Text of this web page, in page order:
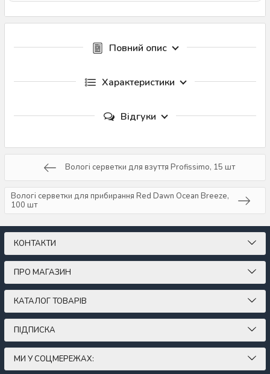
Повний опис
Характеристики
Відгуки
Вологі серветки для взуття Profissimo, 15 шт
Вологі серветки для прибирання Red Dawn Ocean Breeze,
100 шт
КОНТАКТИ
ПРО МАГАЗИН
КАТАЛОГ ТОВАРІВ
ПІДПИСКА
МИ У СОЦМЕРЕЖАХ: